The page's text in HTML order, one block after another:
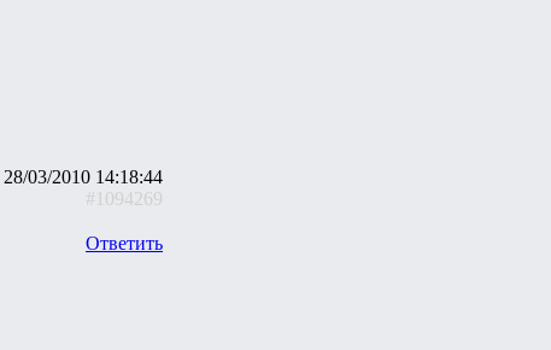
28/03/2010 14:18:44
#1094269
Ответить